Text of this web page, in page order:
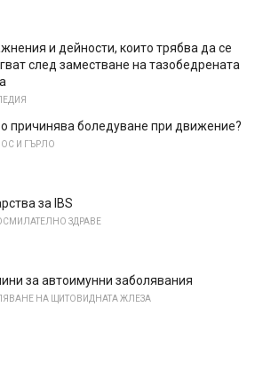
и дейности, които трябва да се
след заместване на тазобедрената
причинява боледуване при движение?
И ГЪРЛО
за IBS
ЗДРАВЕ
за автоимунни заболявания
НА ЩИТОВИДНАТА ЖЛЕЗА